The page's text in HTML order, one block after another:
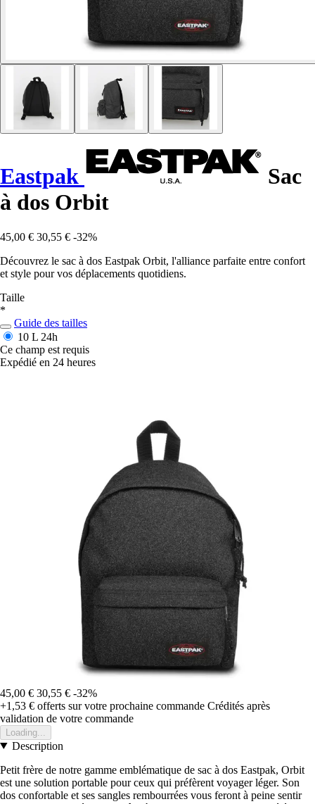
Eastpak
Sac
à dos Orbit
45,00 € 30,55 € -32%
Découvrez le sac à dos Eastpak Orbit, l'alliance parfaite entre confort
et style pour vos déplacements quotidiens.
Taille
*
Guide des tailles
10 L 24h
Ce champ est requis
Expédié en 24 heures
45,00 € 30,55 € -32%
+1,53 € offerts sur votre prochaine commande Crédités après
validation de votre commande
Loading...
Description
Petit frère de notre gamme emblématique de sac à dos Eastpak, Orbit
est une solution portable pour ceux qui préfèrent voyager léger. Son
dos confortable et ses sangles rembourrées vous feront à peine sentir